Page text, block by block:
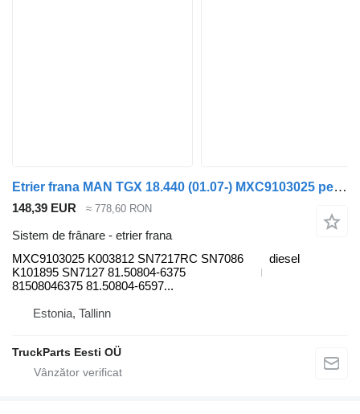
Etrier frana MAN TGX 18.440 (01.07-) MXC9103025 pentru cap tractor MAN TGL, TGM, TGS, TGX (2005-2021)
148,39 EUR ≈ 778,60 RON
Sistem de frânare - etrier frana
MXC9103025 K003812 SN7217RC SN7086
K101895 SN7127 81.50804-6375
81508046375 81.50804-6597...
diesel
Estonia, Tallinn
TruckParts Eesti OÜ